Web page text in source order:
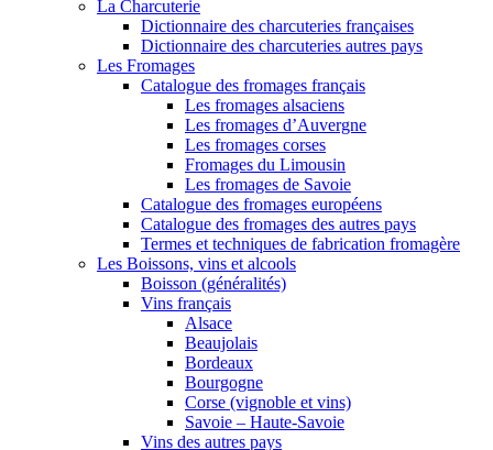
La Charcuterie
Dictionnaire des charcuteries françaises
Dictionnaire des charcuteries autres pays
Les Fromages
Catalogue des fromages français
Les fromages alsaciens
Les fromages d’Auvergne
Les fromages corses
Fromages du Limousin
Les fromages de Savoie
Catalogue des fromages européens
Catalogue des fromages des autres pays
Termes et techniques de fabrication fromagère
Les Boissons, vins et alcools
Boisson (généralités)
Vins français
Alsace
Beaujolais
Bordeaux
Bourgogne
Corse (vignoble et vins)
Savoie – Haute-Savoie
Vins des autres pays